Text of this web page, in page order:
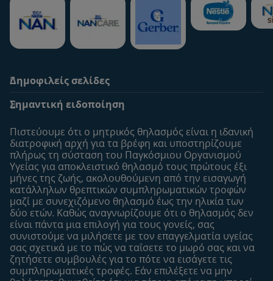
24795
24805
24810
24815
Δημοφιλείς σελίδες
Οι Ειδικοί μας
Συχνές ερωτήσεις
Αναζήτηση
Επικοινώνησε μαζί μας
Σχετικά με εμάς
Η σελίδα μου
Το προφίλ μου
Είσοδος/Εγγραφή
Προϊόντα
Εύρεση προϊόντος
Οι μάρκες μου
Εύρεση καταστήματος
Δείγματα
Σημαντική ειδοποίηση
Πιστεύουμε ότι ο μητρικός θηλασμός είναι η ιδανική
διατροφική αρχή για τα βρέφη και υποστηρίζουμε
πλήρως τη σύσταση του Παγκόσμιου Οργανισμού
Υγείας για αποκλειστικό θηλασμό τους πρώτους έξι
μήνες της ζωής, ακολουθούμενη από την εισαγωγή
κατάλληλων θρεπτικών συμπληρωματικών τροφών
μαζί με συνεχιζόμενο θηλασμό έως την ηλικία των
δύο ετών. Καθώς αναγνωρίζουμε ότι ο θηλασμός δεν
είναι πάντα μια επιλογή για τους γονείς, σας
συνιστούμε να μιλήσετε με τον επαγγελματία υγείας
σας σχετικά με το πώς να ταΐσετε το μωρό σας και να
ζητήσετε συμβουλές για το πότε να εισάγετε τις
συμπληρωματικές τροφές. Εάν επιλέξετε να μην